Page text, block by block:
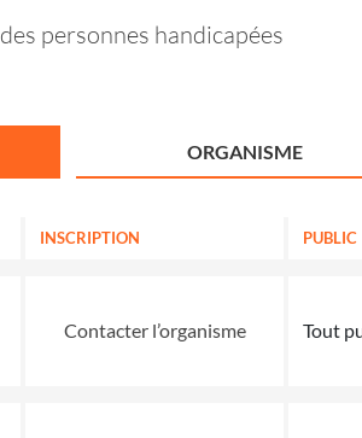
personnes handicapées
ORGANISME
INSCRIPTION PUBLIC
Contacter l’organisme Tout